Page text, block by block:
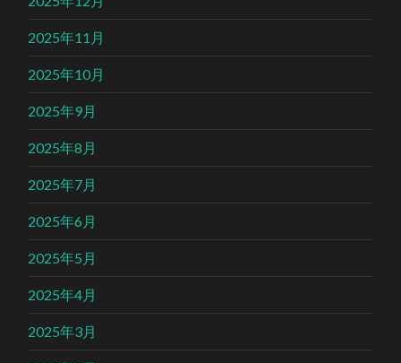
2025年11月
2025年10月
2025年9月
2025年8月
2025年7月
2025年6月
2025年5月
2025年4月
2025年3月